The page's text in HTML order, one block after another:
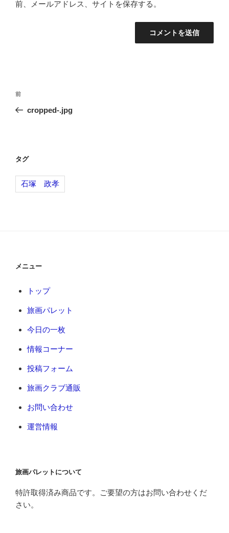
前、メールアドレス、サイトを保存する。
投
ナ
ー
シ
ョ
前
の
前
cropped-.jpg
タグ
石塚 政孝
メニュー
トップ
旅画パレット
今日の一枚
情報コーナー
投稿フォーム
旅画クラブ通販
お問い合わせ
運営情報
旅画パレットについて
特許取得済み商品です。ご要望の方はお問い合わせくだ
さい。